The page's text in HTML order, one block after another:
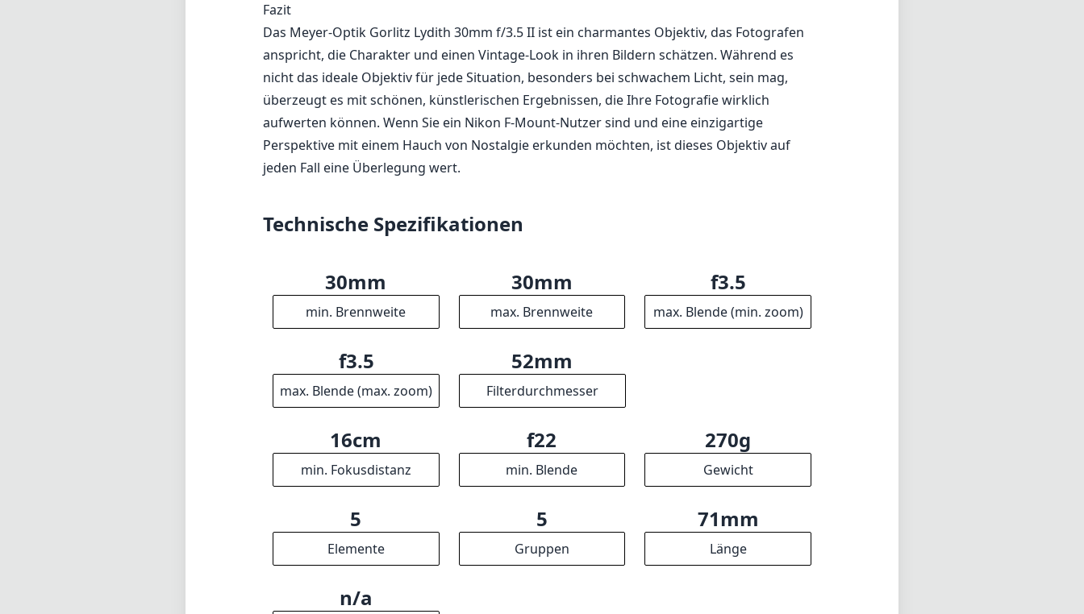
Fazit
Das Meyer-Optik Gorlitz Lydith 30mm f/3.5 II ist ein charmantes Objektiv, das Fotografen
anspricht, die Charakter und einen Vintage-Look in ihren Bildern schätzen. Während es
nicht das ideale Objektiv für jede Situation, besonders bei schwachem Licht, sein mag,
überzeugt es mit schönen, künstlerischen Ergebnissen, die Ihre Fotografie wirklich
aufwerten können. Wenn Sie ein Nikon F-Mount-Nutzer sind und eine einzigartige
Perspektive mit einem Hauch von Nostalgie erkunden möchten, ist dieses Objektiv auf
jeden Fall eine Überlegung wert.
Technische Spezifikationen
30mm
min. Brennweite
30mm
max. Brennweite
f3.5
max. Blende (min. zoom)
f3.5
max. Blende (max. zoom)
52mm
Filterdurchmesser
16cm
min. Fokusdistanz
f22
min. Blende
270g
Gewicht
5
Elemente
5
Gruppen
71mm
Länge
n/a